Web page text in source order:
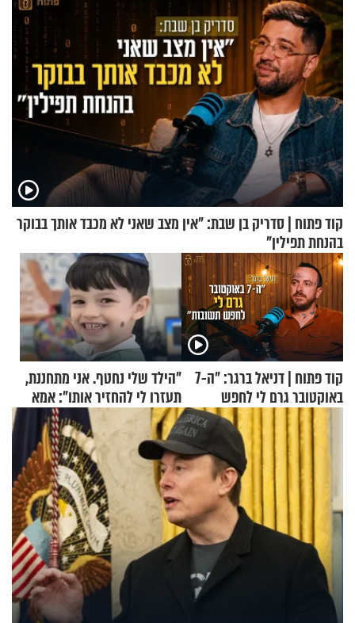
קוד פתוח | סדריק בן שבת: "אין מצב שאני לא מכבד אותך בבוקר
בהנחת תפילין"
קוד פתוח | דניאל ברגר: "ה-7
באוקטובר גרם לי לחפש
תשובות"
"הילד שלי נחטף. אני מתחננת,
תעזרו לי להחזיר אותו": אמא
של יובל בן ה-4 בריאיון דומע